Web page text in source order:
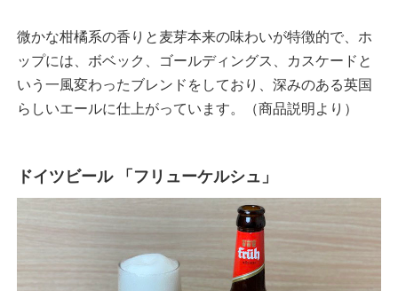
微かな柑橘系の香りと麦芽本来の味わいが特徴的で、ホ
ップには、ボベック、ゴールディングス、カスケードと
いう一風変わったブレンドをしており、深みのある英国
らしいエールに仕上がっています。（商品説明より）
ドイツビール 「フリューケルシュ」